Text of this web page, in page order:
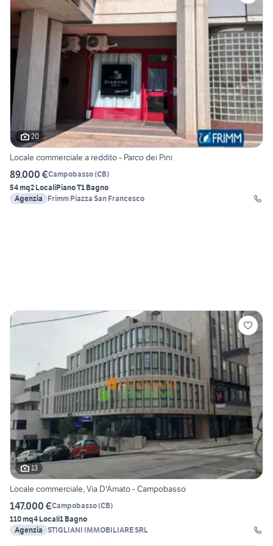
20
Locale commerciale a reddito - Parco dei Pini
89.000 €Campobasso(CB)
54 mq2 LocaliPiano T1 Bagno
Agenzia
Frimm Piazza San Francesco
13
Locale commerciale, Via D'Amato - Campobasso
147.000 €Campobasso(CB)
110 mq4 Locali1 Bagno
Agenzia STIGLIANI IMMOBILIARE SRL